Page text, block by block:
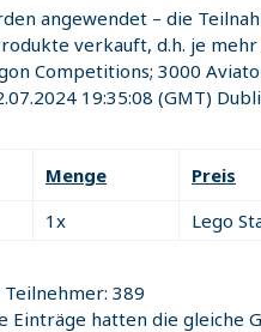
angewendet – die
verkauft, d.h. je
Competitions; 3000
19:35:08 (GMT)
Menge Preis
1x Lego
389
Einträge hatten die gleiche